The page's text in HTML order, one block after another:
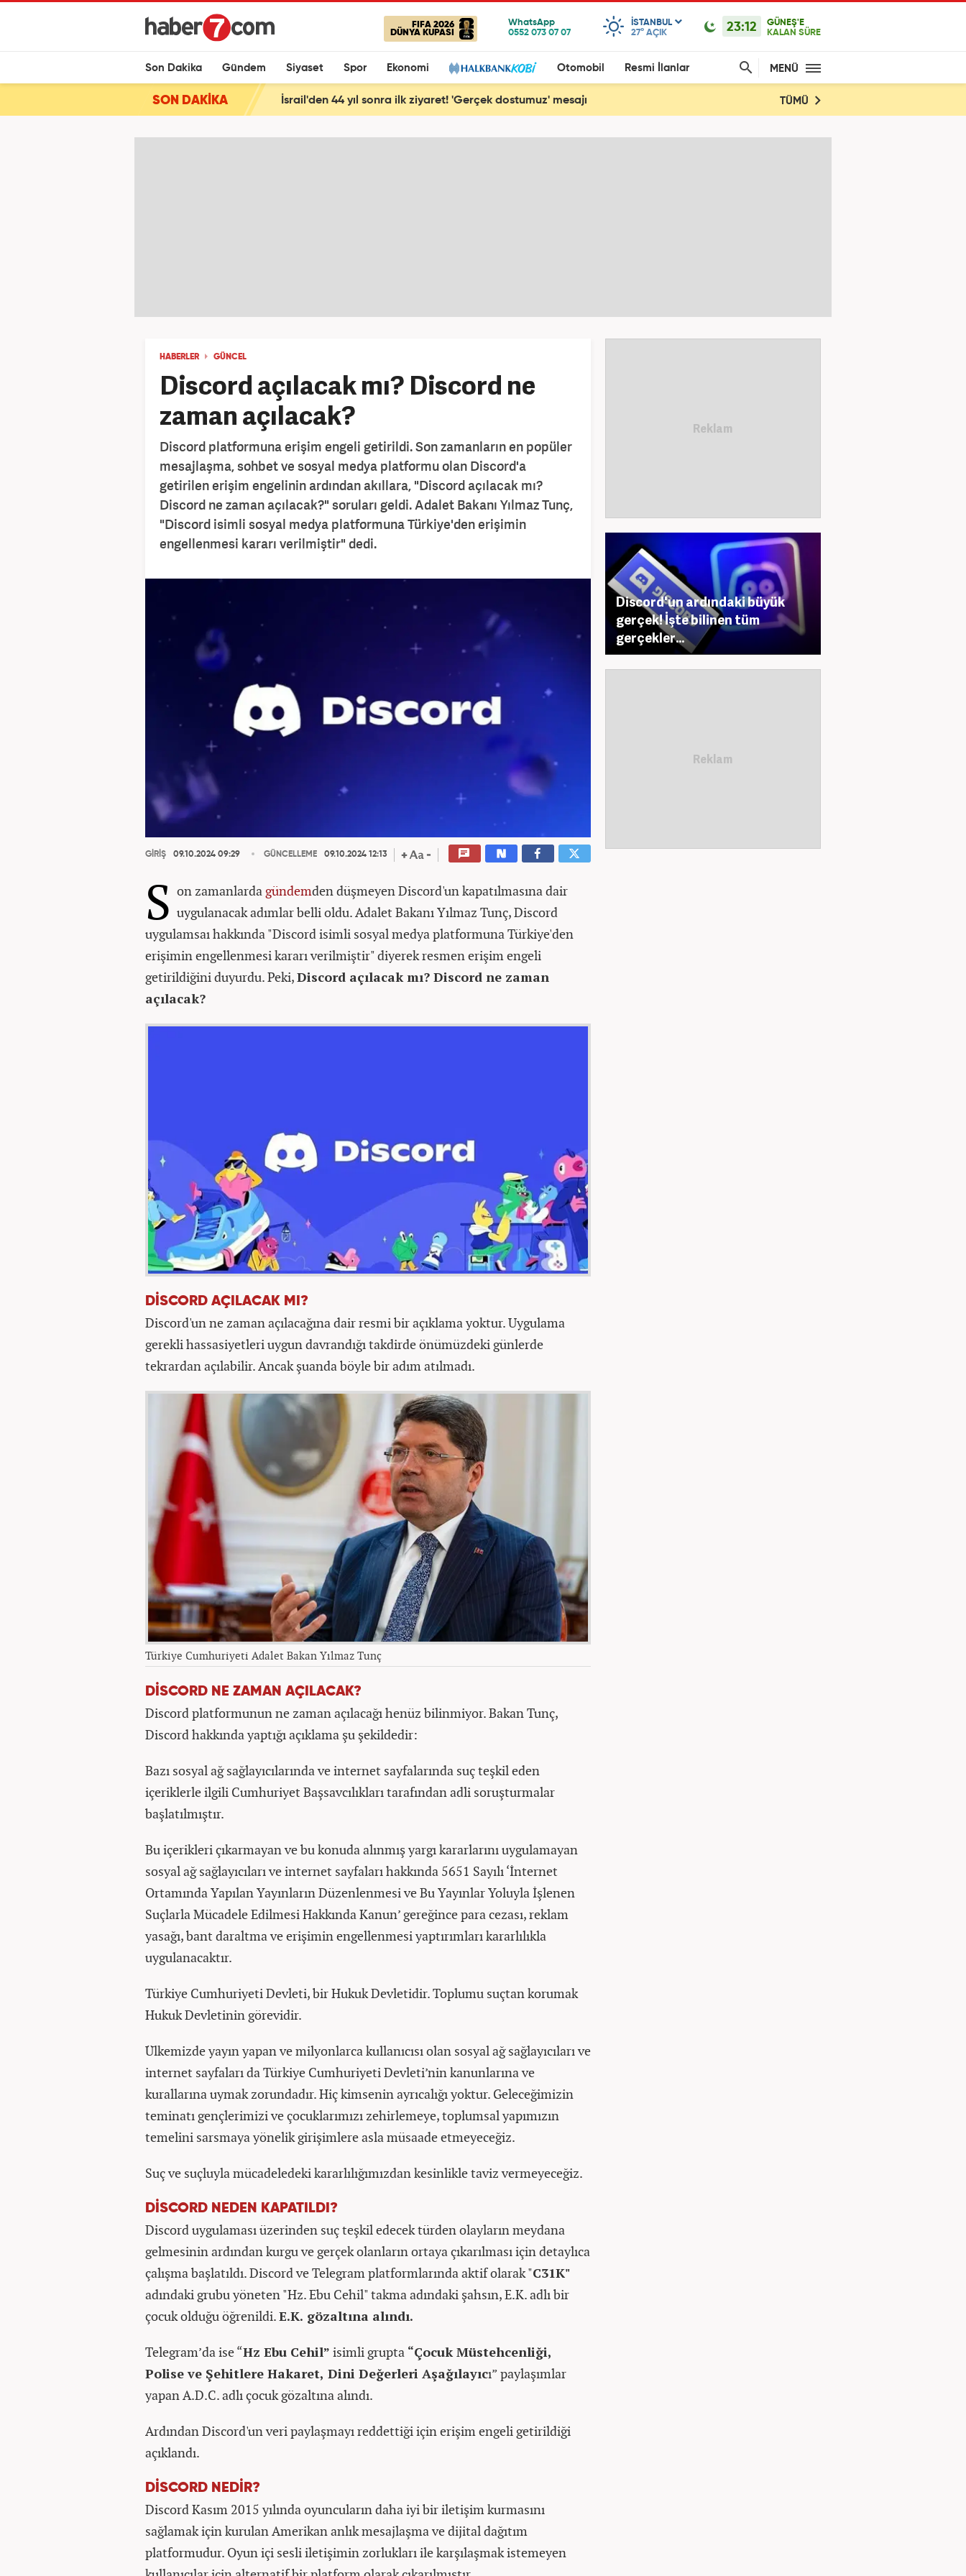
FIFA 2026
DÜNYA KUPASI
ISTANBUL
27° AÇIK 23:12
GÜNEŞ'E
KALAN SÜRE
Son Dakika Gündem Siyaset Spor Ekonomi Otomobil Resmi İlanlar MENÜ
SON DAKİKA İsrail'den 44 yıl sonra ilk ziyaret! 'Gerçek dostumuz' mesajı TÜMÜ
HABERLER GÜNCEL
Discord açılacak mı? Discord ne
zaman açılacak?
Discord platformuna erişim engeli getirildi. Son zamanların en popüler
mesajlaşma, sohbet ve sosyal medya platformu olan Discord'a
getirilen erişim engelinin ardından akıllara, "Discord açılacak mı?
Discord ne zaman açılacak?" soruları geldi. Adalet Bakanı Yılmaz Tunç,
"Discord isimli sosyal medya platformuna Türkiye'den erişimin
engellenmesi kararı verilmiştir" dedi.
GİRİŞ 09.10.2024 09:29 GÜNCELLEME 09.10.2024 12:13
S on zamanlarda gündemden düşmeyen Discord'un kapatılmasına dair
uygulanacak adımlar belli oldu. Adalet Bakanı Yılmaz Tunç, Discord
uygulamsaı hakkında "Discord isimli sosyal medya platformuna Türkiye'den
erişimin engellenmesi kararı verilmiştir" diyerek resmen erişim engeli
getirildiğini duyurdu. Peki,Discord açılacak mı? Discord ne zaman
açılacak?
DİSCORD AÇILACAK MI?
Discord'un ne zaman açılacağına dair resmi bir açıklama yoktur. Uygulama
gerekli hassasiyetleri uygun davrandığı takdirde önümüzdeki günlerde
tekrardan açılabilir. Ancak şuanda böyle bir adım atılmadı.
Türkiye Cumhuriyeti Adalet Bakan Yılmaz Tunç
DİSCORD NE ZAMAN AÇILACAK?
Discord platformunun ne zaman açılacağı henüz bilinmiyor. Bakan Tunç,
Discord hakkında yaptığı açıklama şu şekildedir:
Bazı sosyal ağ sağlayıcılarında ve internet sayfalarında suç teşkil eden
içeriklerle ilgili Cumhuriyet Başsavcılıkları tarafından adli soruşturmalar
başlatılmıştır.
Bu içerikleri çıkarmayan ve bu konuda alınmış yargı kararlarını uygulamayan
sosyal ağ sağlayıcıları ve internet sayfaları hakkında 5651 Sayılı ‘İnternet
Ortamında Yapılan Yayınların Düzenlenmesi ve Bu Yayınlar Yoluyla İşlenen
Suçlarla Mücadele Edilmesi Hakkında Kanun’ gereğince para cezası, reklam
yasağı, bant daraltma ve erişimin engellenmesi yaptırımları kararlılıkla
uygulanacaktır.
Türkiye Cumhuriyeti Devleti, bir Hukuk Devletidir. Toplumu suçtan korumak
Hukuk Devletinin görevidir.
Ülkemizde yayın yapan ve milyonlarca kullanıcısı olan sosyal ağ sağlayıcıları ve
internet sayfaları da Türkiye Cumhuriyeti Devleti’nin kanunlarına ve
kurallarına uymak zorundadır. Hiç kimsenin ayrıcalığı yoktur. Geleceğimizin
teminatı gençlerimizi ve çocuklarımızı zehirlemeye, toplumsal yapımızın
temelini sarsmaya yönelik girişimlere asla müsaade etmeyeceğiz.
Suç ve suçluyla mücadeledeki kararlılığımızdan kesinlikle taviz vermeyeceğiz.
DİSCORD NEDEN KAPATILDI?
Discord uygulaması üzerinden suç teşkil edecek türden olayların meydana
gelmesinin ardından kurgu ve gerçek olanların ortaya çıkarılması için detaylıca
çalışma başlatıldı. Discord ve Telegram platformlarında aktif olarak "C31K"
adındaki grubu yöneten "Hz. Ebu Cehil" takma adındaki şahsın, E.K. adlı bir
çocuk olduğu öğrenildi.E.K. gözaltına alındı.
Telegram’da ise “Hz Ebu Cehil” isimli grupta “Çocuk Müstehcenliği,
Polise ve Şehitlere Hakaret, Dini Değerleri Aşağılayıcı” paylaşımlar
yapan A.D.C. adlı çocuk gözaltına alındı.
Ardından Discord'un veri paylaşmayı reddettiği için erişim engeli getirildiği
açıklandı.
DİSCORD NEDİR?
Discord Kasım 2015 yılında oyuncuların daha iyi bir iletişim kurmasını
sağlamak için kurulan Amerikan anlık mesajlaşma ve dijital dağıtım
platformudur. Oyun içi sesli iletişimin zorlukları ile karşılaşmak istemeyen
Discord'un ardındaki büyük
gerçek! İşte bilinen tüm
gerçekler...